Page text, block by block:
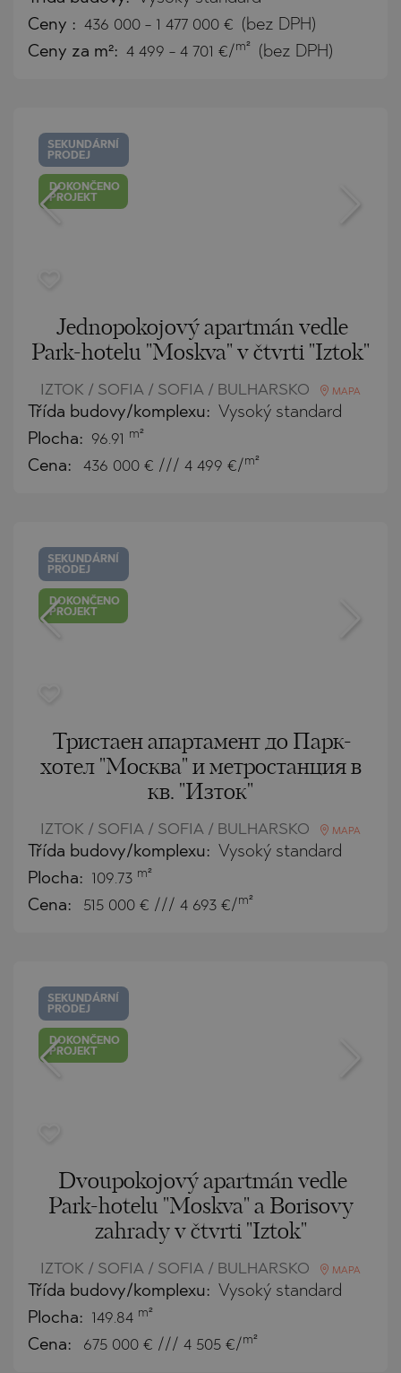
Ceny : 436 000 - 1 477 000 € (bez DPH)
Ceny za m²: 4 499 - 4 701 €/ m² (bez DPH)
SEKUNDÁRNÍ
PRODEJ
DOKONČENO
PROJEKT
Jednopokojový apartmán vedle
Park-hotelu "Moskva" v čtvrti "Iztok"
IZTOK / SOFIA / SOFIA / BULHARSKO MAPA
Třída budovy/komplexu: Vysoký standard
Plocha: 96.91 m²
Cena: 436 000 € /// 4 499 €/ m²
SEKUNDÁRNÍ
PRODEJ
DOKONČENO
PROJEKT
Тристаен апартамент до Парк-
хотел "Москва" и метростанция в
кв. "Изток"
IZTOK / SOFIA / SOFIA / BULHARSKO MAPA
Třída budovy/komplexu: Vysoký standard
Plocha: 109.73 m²
Cena: 515 000 € /// 4 693 €/ m²
SEKUNDÁRNÍ
PRODEJ
DOKONČENO
PROJEKT
Dvoupokojový apartmán vedle
Park-hotelu "Moskva" a Borisovy
zahrady v čtvrti "Iztok"
IZTOK / SOFIA / SOFIA / BULHARSKO MAPA
Třída budovy/komplexu: Vysoký standard
Plocha: 149.84 m²
Cena: 675 000 € /// 4 505 €/ m²